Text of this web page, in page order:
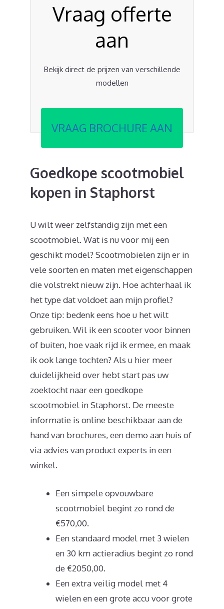
Vraag offerte
aan
Bekijk direct de prijzen van verschillende
modellen
VRAAG BROCHURE AAN
Goedkope scootmobiel
kopen in Staphorst
U wilt weer zelfstandig zijn met een
scootmobiel. Wat is nu voor mij een
geschikt model? Scootmobielen zijn er in
vele soorten en maten met eigenschappen
die volstrekt nieuw zijn. Hoe achterhaal ik
het type dat voldoet aan mijn profiel?
Onze tip: bedenk eens hoe u het wilt
gebruiken. Wil ik een scooter voor binnen
of buiten, hoe vaak rijd ik ermee, en maak
ik ook lange tochten? Als u hier meer
duidelijkheid over hebt start pas uw
zoektocht naar een goedkope
scootmobiel in Staphorst. De meeste
informatie is online beschikbaar aan de
hand van brochures, een demo aan huis of
via advies van product experts in een
winkel.
Een simpele opvouwbare
scootmobiel begint zo rond de
€570,00.
Een standaard model met 3 wielen
en 30 km actieradius begint zo rond
de €2050,00.
Een extra veilig model met 4
wielen en een grote accu voor grote